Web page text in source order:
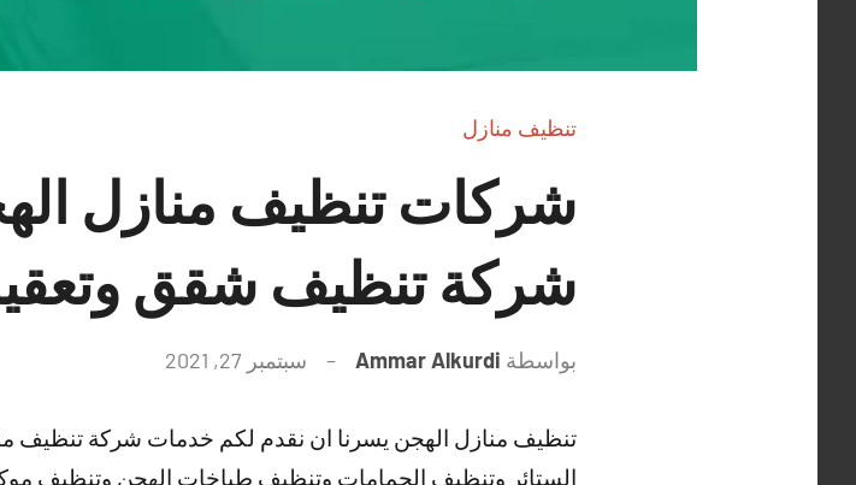
تنظيف منازل
شركة تنظيف شقق
بواسطة Ammar Alkurdi سبتمبر 27, 2021
تعليقات
تنظيف منازل الهجن يسرنا ان نقدم لكم خدمات شركة تنظيف
الستائر وتنظيف الحمامات وتنظيف طباخات الهجن وتنظيف